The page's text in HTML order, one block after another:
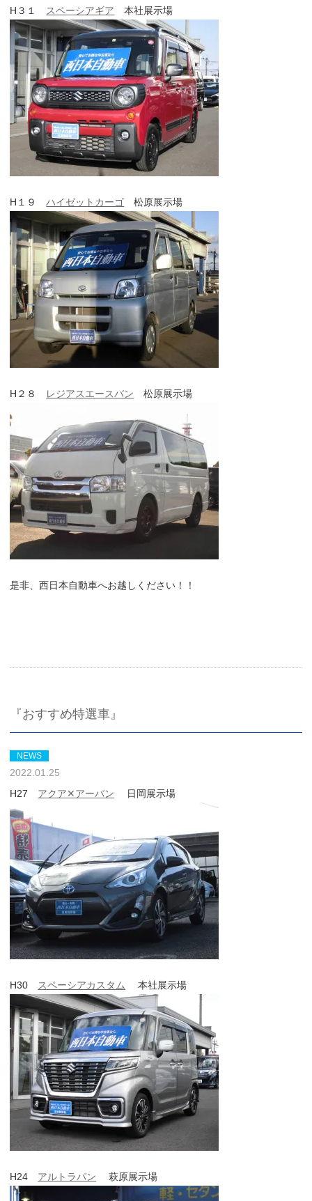
H３１ スペーシアギア 本社展示場
H１９ハイゼットカーゴ 松原展示場
H２８ レジアスエースバン 松原展示場
是非、西日本自動車へお越しください！！
『おすすめ特選車』
NEWS
2022.01.25
H27 アクア✕アーバン 日岡展示場
H30 スペーシアカスタム 本社展示場
H24 アルトラパン 萩原展示場